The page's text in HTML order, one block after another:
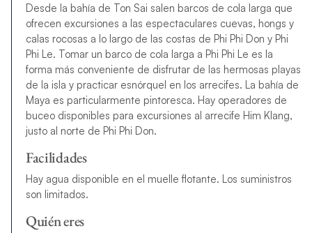
Desde la bahía de Ton Sai salen barcos de cola larga que
ofrecen excursiones a las espectaculares cuevas, hongs y
calas rocosas a lo largo de las costas de Phi Phi Don y Phi
Phi Le. Tomar un barco de cola larga a Phi Phi Le es la
forma más conveniente de disfrutar de las hermosas playas
de la isla y practicar esnórquel en los arrecifes. La bahía de
Maya es particularmente pintoresca. Hay operadores de
buceo disponibles para excursiones al arrecife Him Klang,
justo al norte de Phi Phi Don.
Facilidades
Hay agua disponible en el muelle flotante. Los suministros
son limitados.
Quién eres